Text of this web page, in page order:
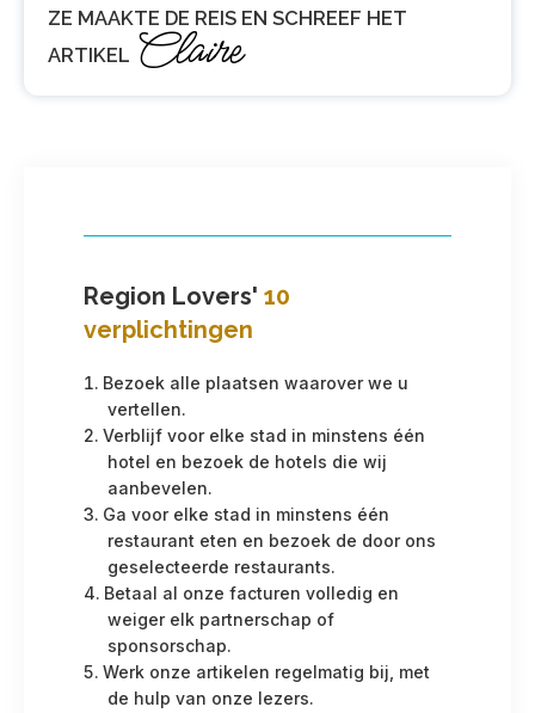
ZE MAAKTE DE REIS EN SCHREEF HET
ARTIKEL Claire
Region Lovers' 10
verplichtingen
Bezoek alle plaatsen waarover we u
vertellen.
Verblijf voor elke stad in minstens één
hotel en bezoek de hotels die wij
aanbevelen.
Ga voor elke stad in minstens één
restaurant eten en bezoek de door ons
geselecteerde restaurants.
Betaal al onze facturen volledig en
weiger elk partnerschap of
sponsorschap.
Werk onze artikelen regelmatig bij, met
de hulp van onze lezers.